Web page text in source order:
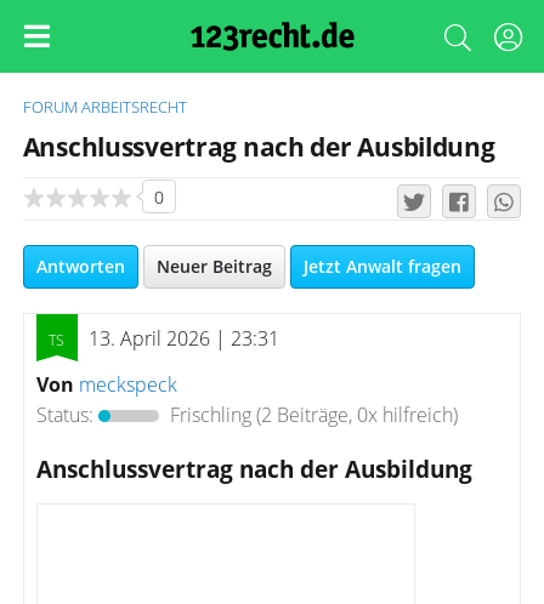
FORUM ARBEITSRECHT
Anschlussvertrag nach der Ausbildung
0
Antworten Neuer Beitrag Jetzt Anwalt fragen
13. April 2026 | 23:31
Von meckspeck
Status:
Frischling(2 Beiträge, 0x hilfreich)
Anschlussvertrag nach der Ausbildung